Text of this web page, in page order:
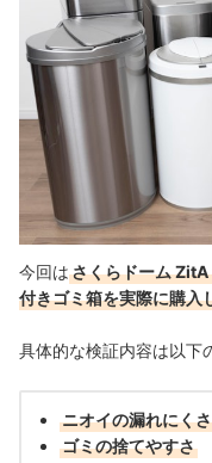
今回はさくらドーム
付きゴミ箱を実際に購入
具体的な検証内容は以下
ニオイの漏れにくさ
ゴミの捨てやすさ